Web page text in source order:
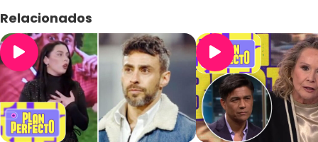
Relacionados